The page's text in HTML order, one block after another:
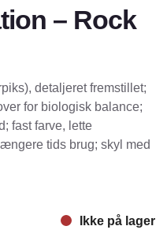
– Rock
detaljeret fremstillet;
for biologisk balance;
fast farve, lette
tids brug; skyl med
Ikke på lager